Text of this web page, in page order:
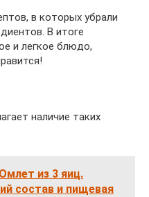
в которых убрали
В итоге
и легкое блюдо,
наличие таких
из 3 яиц.
состав и пищевая